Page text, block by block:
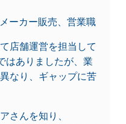
ーカー販売、営業職
店舗運営を担当して
はありましたが、業
なり、ギャップに苦
さんを知り、